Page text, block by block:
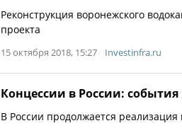
Реконструкция воронежского
проекта
15 октября 2018, 15:27 Investinfra.ru
Концессии в России: события
В России продолжается